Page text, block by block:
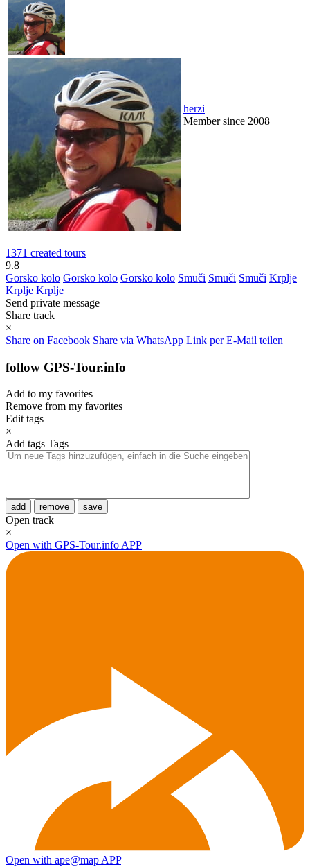
herzi
Member since 2008
1371 created tours
9.8
Gorsko kolo Gorsko kolo Gorsko kolo Smuči Smuči Smuči Krplje
Krplje Krplje
Send private message
Share track
×
Share on Facebook Share via WhatsApp Link per E-Mail teilen
follow GPS-Tour.info
Add to my favorites
Remove from my favorites
Edit tags
×
Add tags Tags
add remove save
Open track
×
Open with GPS-Tour.info APP
Open with ape@map APP